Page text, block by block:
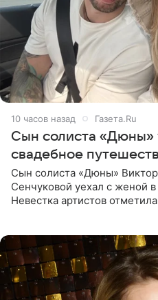
10 часов назад Газета.Ru
Сын солиста «Дюны»
свадебное
Сын солиста «Дюны»
Сенчуковой уехал с женой
Невестка артистов